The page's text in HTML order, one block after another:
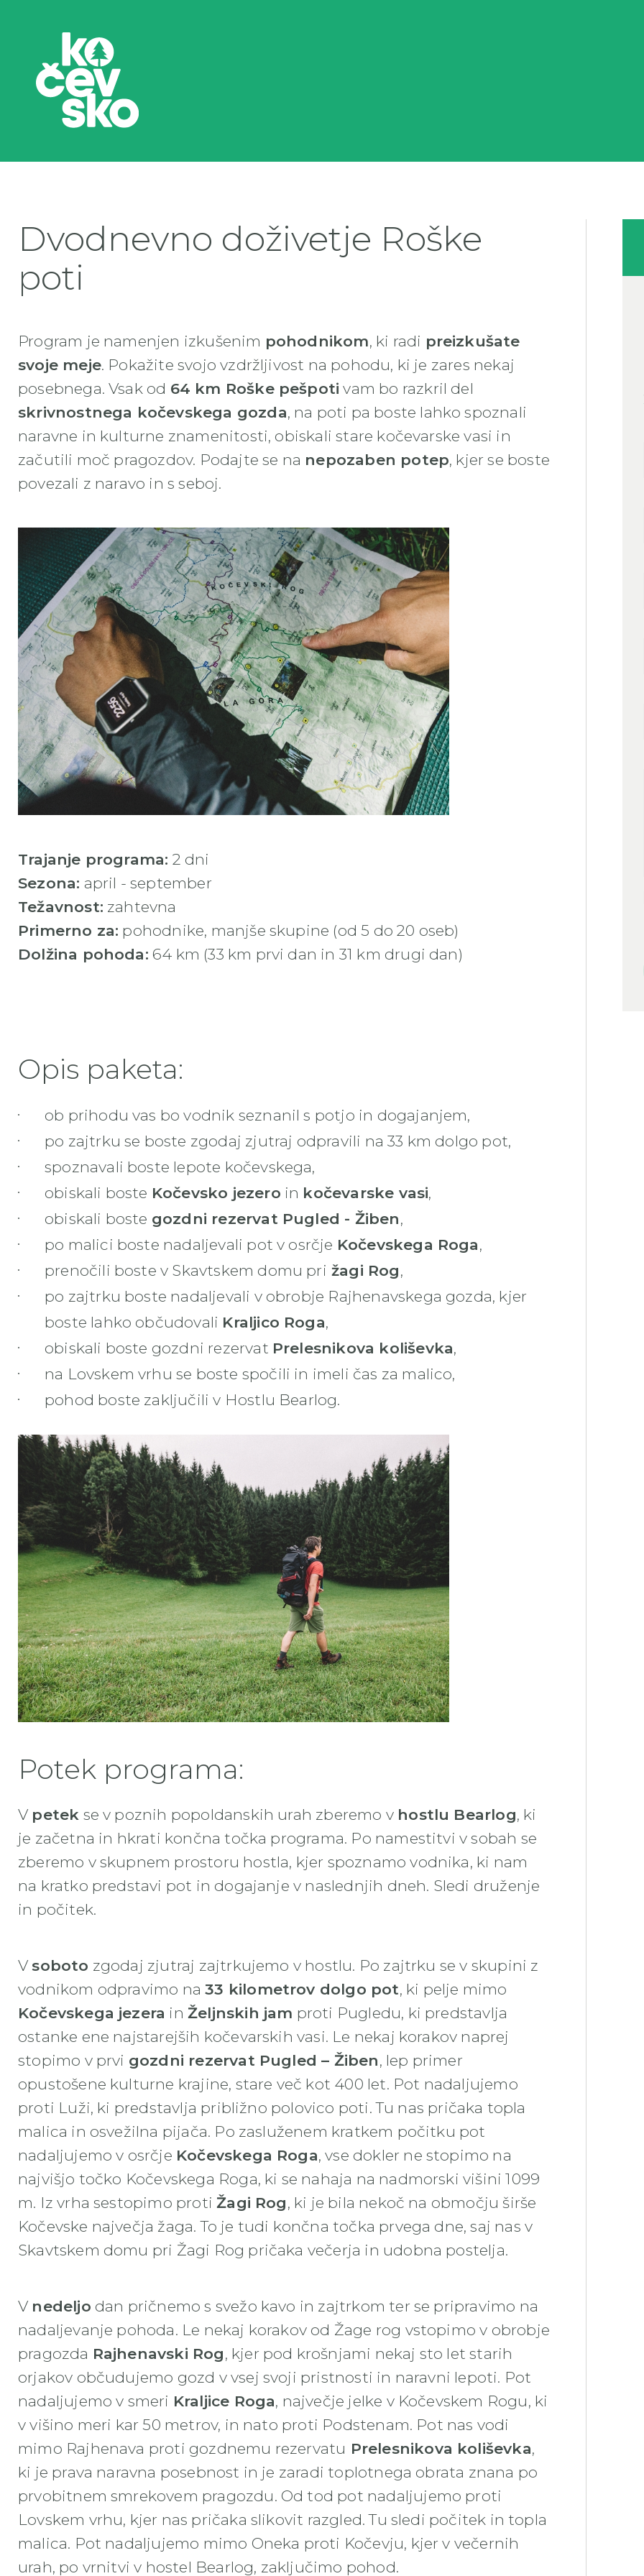
Dvodnevno doživetje Roške
poti
Program je namenjen izkušenim pohodnikom, ki radi preizkušate
svoje meje. Pokažite svojo vzdržljivost na pohodu, ki je zares nekaj
posebnega. Vsak od 64 km Roške pešpoti vam bo razkril del
skrivnostnega kočevskega gozda, na poti pa boste lahko spoznali
naravne in kulturne znamenitosti, obiskali stare kočevarske vasi in
začutili moč pragozdov. Podajte se na nepozaben potep, kjer se boste
povezali z naravo in s seboj.
Trajanje programa: 2 dni
Sezona: april - september
Težavnost: zahtevna
Primerno za: pohodnike, manjše skupine (od 5 do 20 oseb)
Dolžina pohoda: 64 km (33 km prvi dan in 31 km drugi dan)
Opis paketa:
ob prihodu vas bo vodnik seznanil s potjo in dogajanjem,
po zajtrku se boste zgodaj zjutraj odpravili na 33 km dolgo pot,
spoznavali boste lepote kočevskega,
obiskali boste Kočevsko jezero in kočevarske vasi,
obiskali boste gozdni rezervat Pugled - Žiben,
po malici boste nadaljevali pot v osrčje Kočevskega Roga,
prenočili boste v Skavtskem domu pri žagi Rog,
po zajtrku boste nadaljevali v obrobje Rajhenavskega gozda, kjer
boste lahko občudovali Kraljico Roga,
obiskali boste gozdni rezervat Prelesnikova koliševka,
na Lovskem vrhu se boste spočili in imeli čas za malico,
pohod boste zaključili v Hostlu Bearlog.
Potek programa:
V petek se v poznih popoldanskih urah zberemo v hostlu Bearlog, ki
je začetna in hkrati končna točka programa. Po namestitvi v sobah se
zberemo v skupnem prostoru hostla, kjer spoznamo vodnika, ki nam
na kratko predstavi pot in dogajanje v naslednjih dneh. Sledi druženje
in počitek.
Vsoboto zgodaj zjutraj zajtrkujemo v hostlu. Po zajtrku se v skupini z
vodnikom odpravimo na33 kilometrov dolgo pot, ki pelje mimo
Kočevskega jezera in Željnskih jam proti Pugledu, ki predstavlja
ostanke ene najstarejših kočevarskih vasi. Le nekaj korakov naprej
stopimo v prvi gozdni rezervat Pugled – Žiben, lep primer
opustošene kulturne krajine, stare več kot 400 let. Pot nadaljujemo
proti Luži, ki predstavlja približno polovico poti. Tu nas pričaka topla
malica in osvežilna pijača. Po zasluženem kratkem počitku pot
nadaljujemo v osrčje Kočevskega Roga, vse dokler ne stopimo na
najvišjo točko Kočevskega Roga, ki se nahaja na nadmorski višini 1099
m. Iz vrha sestopimo protiŽagi Rog, ki je bila nekoč na območju širše
Kočevske največja žaga. To je tudi končna točka prvega dne, saj nas v
Skavtskem domu pri Žagi Rog pričaka večerja in udobna postelja.
V nedeljo dan pričnemo s svežo kavo in zajtrkom ter se pripravimo na
nadaljevanje pohoda. Le nekaj korakov od Žage rog vstopimo v obrobje
pragozda Rajhenavski Rog, kjer pod krošnjami nekaj sto let starih
orjakov občudujemo gozd v vsej svoji pristnosti in naravni lepoti. Pot
nadaljujemo v smeri Kraljice Roga, največje jelke v Kočevskem Rogu, ki
v višino meri kar 50 metrov, in nato proti Podstenam. Pot nas vodi
mimo Rajhenava proti gozdnemu rezervatu Prelesnikova koliševka,
ki je prava naravna posebnost in je zaradi toplotnega obrata znana po
prvobitnem smrekovem pragozdu. Od tod pot nadaljujemo proti
Lovskem vrhu, kjer nas pričaka slikovit razgled. Tu sledi počitek in topla
malica. Pot nadaljujemo mimo Oneka proti Kočevju, kjer v večernih
urah, po vrnitvi v hostel Bearlog, zaključimo pohod.